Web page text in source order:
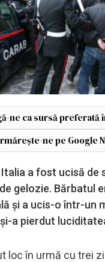
ne ca sursă preferată
ne pe Google
a fost ucisă de
gelozie. Bărbatul
și a ucis-o într-un
a pierdut
loc în urmă cu trei